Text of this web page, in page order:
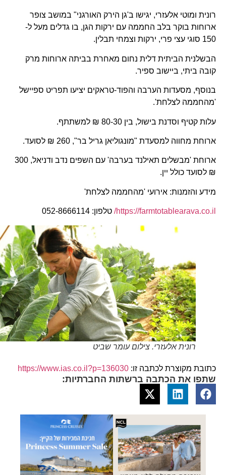
רונית ומוטי אלעזרי, יגישו ב'גן הירק האורגני" במושב צופר
ארוחות בוקר בלב החממה עם ירקות הגן, בו גדלים מעל ל-
150 סוגי עצי פרי, ירקות וצמחי תבלין.
הבשלנית הביתית דלית נחום מאחרת בביתה ארוחות מרק
קובה ביתי, ביישוב ספיר.
בנוסף, מסעדות הערבה והפוד-טראקים יציעו תפריט ספיישל
'מהחממה לצלחת'.
עלות קטיף וסדנת בישול, בין 80-30 ₪ למשתתף.
ארוחת מחווה למסעדת "מונגוליאן גריל בר", 260 ₪ לסועד.
ארוחת 'מבשלים תאילנד בערבה' עם השפים נדב ודניאל, 300
₪ לסועד כולל יין.
מידע והזמנות: אירועי 'מהחממה לצלחת'
https://farmtotablearava.co.il/ טלפון: 052-8666114
רונית אלעזרי. צילום עומר שביט
כתובת מקוצרת לכתבה זו: https://www.ias.co.il?p=136030
שתפו את הכתבה ברשתות החברתיות: